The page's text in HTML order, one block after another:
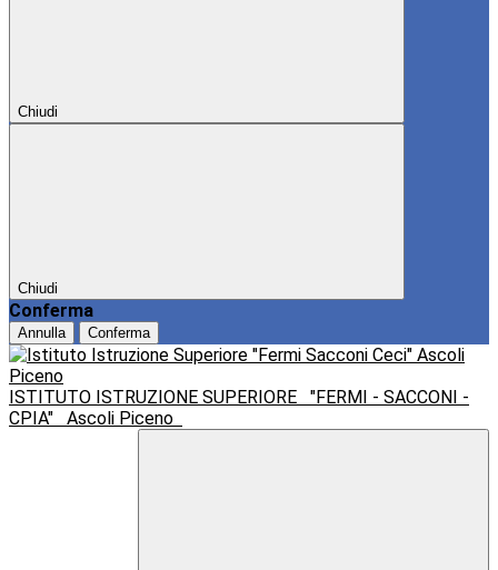
Chiudi
Chiudi
Conferma
Annulla Conferma
ISTITUTO ISTRUZIONE SUPERIORE
"FERMI - SACCONI -
CPIA"
Ascoli Piceno